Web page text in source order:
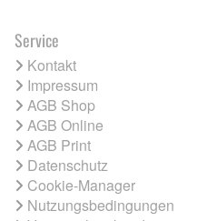
Service
Kontakt
Impressum
AGB Shop
AGB Online
AGB Print
Datenschutz
Cookie-Manager
Nutzungsbedingungen